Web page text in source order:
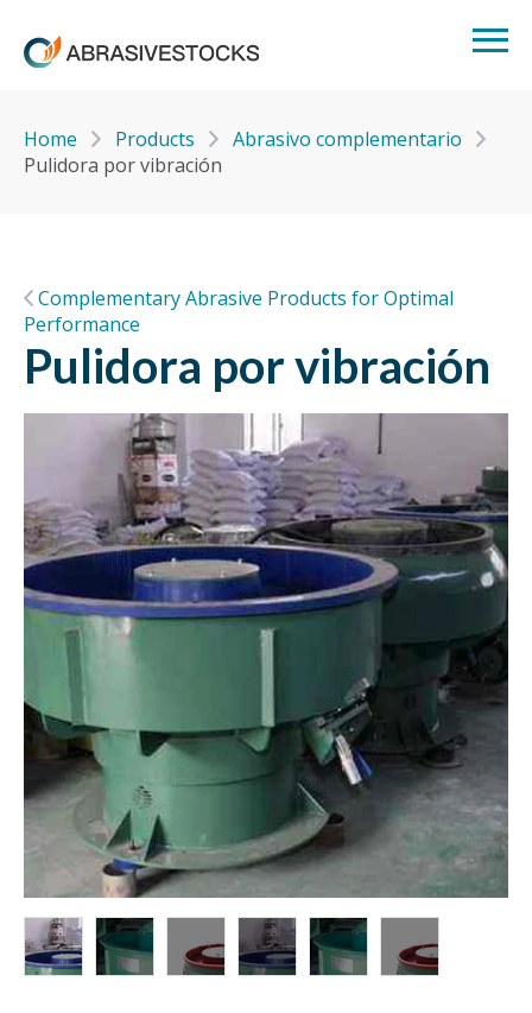
Home Products
Abrasivo complementario
Pulidora por vibración
Complementary Abrasive Products for Optimal
Performance
Pulidora por vibración